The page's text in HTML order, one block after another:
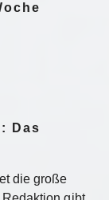
Das
die große